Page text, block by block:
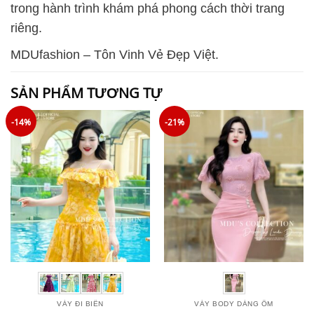
trong hành trình khám phá phong cách thời trang
riêng.
MDUfashion – Tôn Vinh Vẻ Đẹp Việt.
SẢN PHẨM TƯƠNG TỰ
-14%
VÁY ĐI BIỂN
-21%
VÁY BODY DÁNG ÔM